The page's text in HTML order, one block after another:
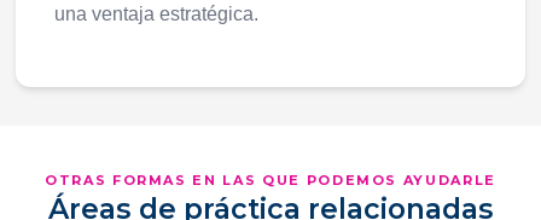
una ventaja estratégica.
OTRAS FORMAS EN LAS QUE PODEMOS AYUDARLE
Áreas de práctica relacionadas